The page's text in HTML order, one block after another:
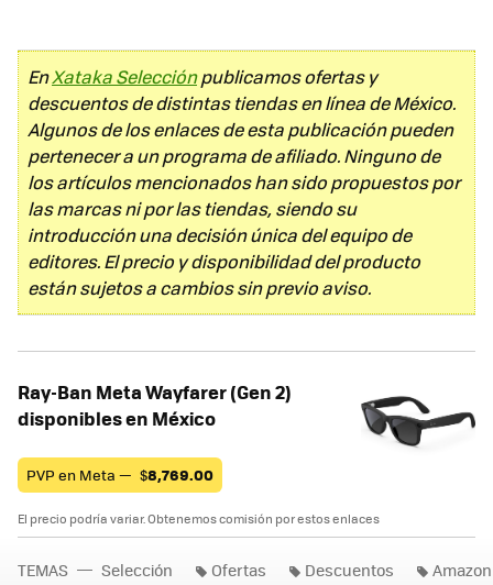
EnXataka Selecciónpublicamos ofertas y
descuentos de distintas tiendas en línea de México.
Algunos de los enlaces de esta publicación pueden
pertenecer a un programa de afiliado. Ninguno de
los artículos mencionados han sido propuestos por
las marcas ni por las tiendas, siendo su
introducción una decisión única del equipo de
editores. El precio y disponibilidad del producto
están sujetos a cambios sin previo aviso.
Ray-Ban Meta Wayfarer (Gen 2)
disponibles en México
PVP en Meta — $8,769.00
El precio podría variar. Obtenemos comisión por estos enlaces
TEMAS Selección Ofertas Descuentos